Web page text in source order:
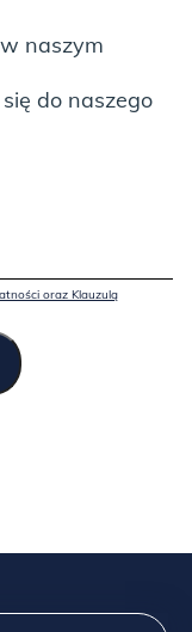
naszym
do naszego
oraz Klauzulą